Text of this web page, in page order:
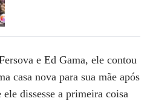
e Ed Gama, ele contou
casa nova para sua mãe após
dissesse a primeira coisa